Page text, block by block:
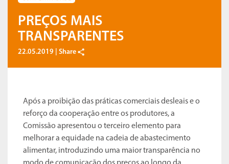
PREÇOS MAIS
TRANSPARENTES
22.05.2019 | Share
Após a proibição das práticas comerciais desleais e o
reforço da cooperação entre os produtores, a
Comissão apresentou o terceiro elemento para
melhorar a equidade na cadeia de abastecimento
alimentar, introduzindo uma maior transparência no